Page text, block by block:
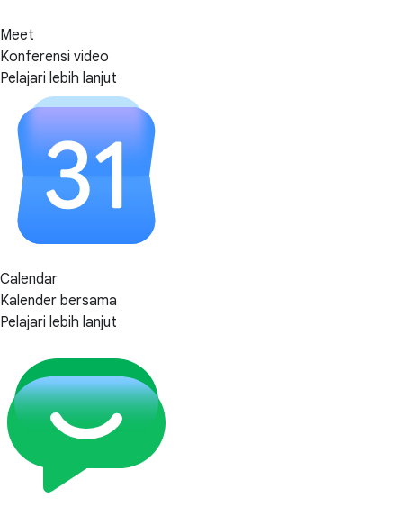
Meet
Konferensi video
Pelajari lebih lanjut
Calendar
Kalender bersama
Pelajari lebih lanjut